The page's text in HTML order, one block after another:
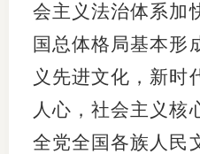
会主义法治体系加
国总体格局基本形
义先进文化，新时
人心，社会主义核
全党全国各族人民